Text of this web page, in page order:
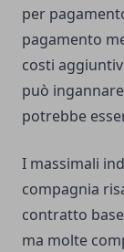
per
pagamento
costi
può
potrebbe
I massimali
compagnia
contratto
ma molte